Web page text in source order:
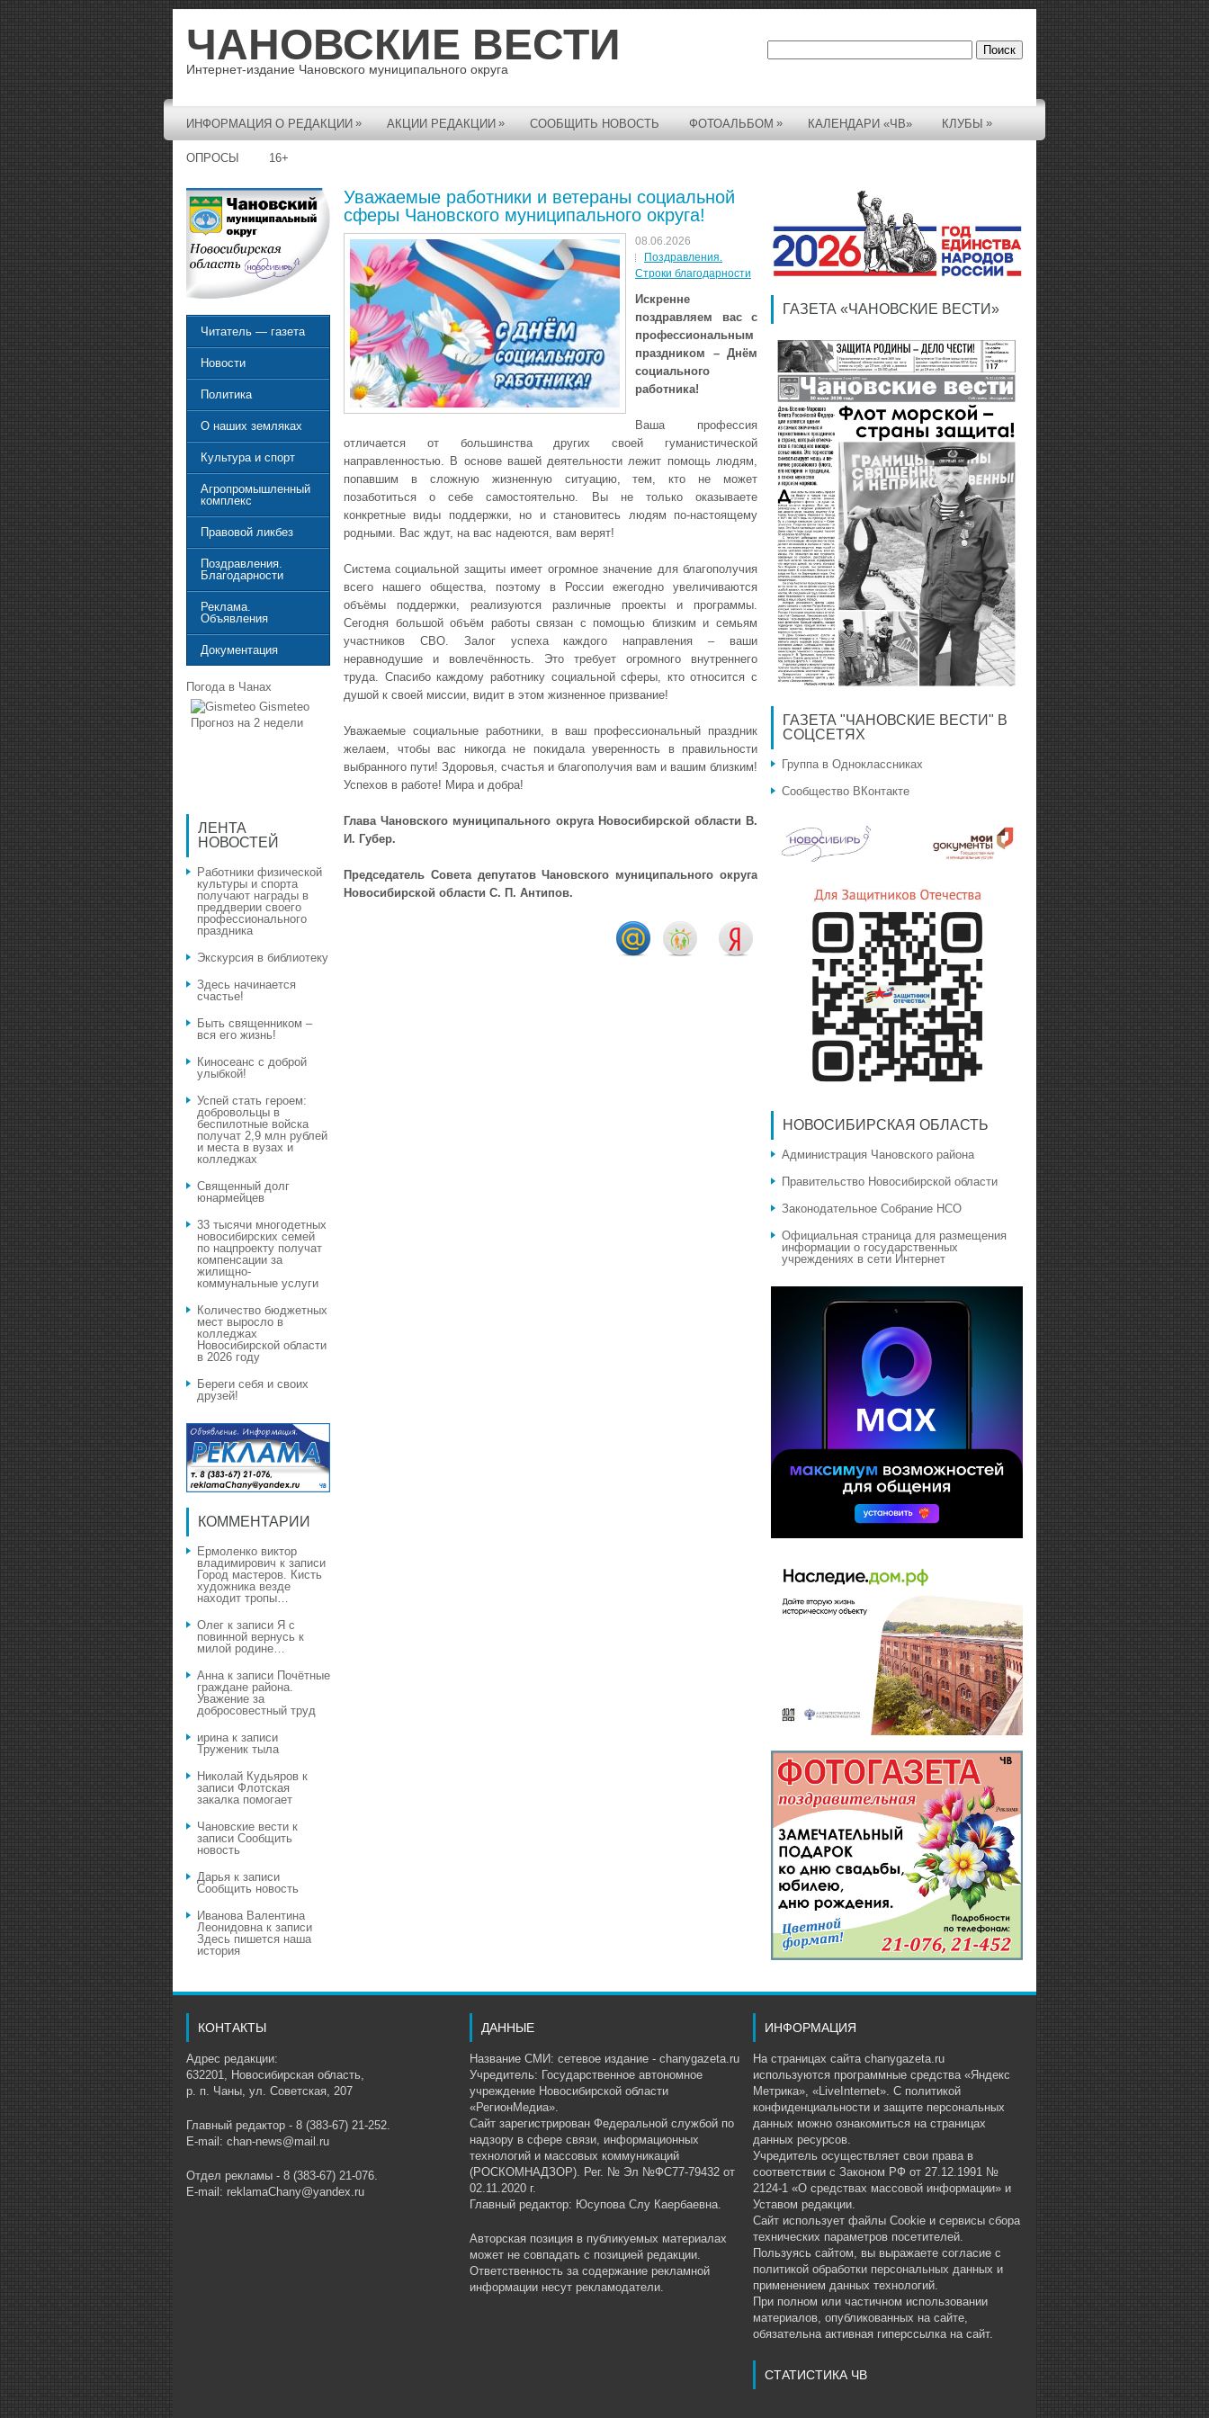
ЧАНОВСКИЕ ВЕСТИ
Интернет-издание Чановского муниципального округа
ИНФОРМАЦИЯ О РЕДАКЦИИ » АКЦИИ РЕДАКЦИИ » СООБЩИТЬ НОВОСТЬ ФОТОАЛЬБОМ » КАЛЕНДАРИ «ЧВ» КЛУБЫ »
ОПРОСЫ 16+
Уважаемые работники и ветераны социальной
сферы Чановского муниципального округа!
08.06.2026
Поздравления.
Строки благодарности
Искренне
поздравляем вас с
профессиональным
праздником – Днём
социального
работника!
Ваша профессия
отличается от большинства других своей гуманистической
направленностью. В основе вашей деятельности лежит помощь людям,
попавшим в сложную жизненную ситуацию, тем, кто не может
позаботиться о себе самостоятельно. Вы не только оказываете
конкретные виды поддержки, но и становитесь людям по-настоящему
родными. Вас ждут, на вас надеются, вам верят!
Система социальной защиты имеет огромное значение для благополучия
всего нашего общества, поэтому в России ежегодно увеличиваются
объёмы поддержки, реализуются различные проекты и программы.
Сегодня большой объём работы связан с помощью близким и семьям
участников СВО. Залог успеха каждого направления – ваши
неравнодушие и вовлечённость. Это требует огромного внутреннего
труда. Спасибо каждому работнику социальной сферы, кто относится с
душой к своей миссии, видит в этом жизненное призвание!
Уважаемые социальные работники, в ваш профессиональный праздник
желаем, чтобы вас никогда не покидала уверенность в правильности
выбранного пути! Здоровья, счастья и благополучия вам и вашим близким!
Успехов в работе! Мира и добра!
Глава Чановского муниципального округа Новосибирской области В.
И. Губер.
Председатель Совета депутатов Чановского муниципального округа
Новосибирской области С. П. Антипов.
Читатель — газета
Новости
Политика
О наших земляках
Культура и спорт
Агропромышленный
комплекс
Правовой ликбез
Поздравления.
Благодарности
Реклама.
Объявления
Документация
Погода в Чанах
Gismeteo
Прогноз на 2 недели
ЛЕНТА
НОВОСТЕЙ
Работники физической
культуры и спорта
получают награды в
преддверии своего
профессионального
праздника
Экскурсия в библиотеку
Здесь начинается
счастье!
Быть священником –
вся его жизнь!
Киносеанс с доброй
улыбкой!
Успей стать героем:
добровольцы в
беспилотные войска
получат 2,9 млн рублей
и места в вузах и
колледжах
Священный долг
юнармейцев
33 тысячи многодетных
новосибирских семей
по нацпроекту получат
компенсации за
жилищно-
коммунальные услуги
Количество бюджетных
мест выросло в
колледжах
Новосибирской области
в 2026 году
Береги себя и своих
друзей!
КОММЕНТАРИИ
Ермоленко виктор
владимирович к записи
Город мастеров. Кисть
художника везде
находит тропы…
Олег к записи Я с
повинной вернусь к
милой родине…
Аннак записи Почётные
граждане района.
Уважение за
добросовестный труд
иринак записи
Труженик тыла
Николай Кудьяров к
записи Флотская
закалка помогает
Чановские вести к
записи Сообщить
новость
Дарья к записи
Сообщить новость
Иванова Валентина
Леонидовнак записи
Здесь пишется наша
история
ГАЗЕТА «ЧАНОВСКИЕ ВЕСТИ»
ГАЗЕТА "ЧАНОВСКИЕ ВЕСТИ" В
СОЦСЕТЯХ
Группа в Одноклассниках
Сообщество ВКонтакте
НОВОСИБИРСКАЯ ОБЛАСТЬ
Администрация Чановского района
Правительство Новосибирской области
Законодательное Собрание НСО
Официальная страница для размещения
информации о государственных
учреждениях в сети Интернет
КОНТАКТЫ
Адрес редакции:
632201, Новосибирская область,
р. п. Чаны, ул. Советская, 207
Главный редактор - 8 (383-67) 21-252.
E-mail: chan-news@mail.ru
Отдел рекламы - 8 (383-67) 21-076.
E-mail: reklamaChany@yandex.ru
ДАННЫЕ
Название СМИ: сетевое издание - chanygazeta.ru
Учредитель: Государственное автономное
учреждение Новосибирской области
«РегионМедиа».
Сайт зарегистрирован Федеральной службой по
надзору в сфере связи, информационных
технологий и массовых коммуникаций
(РОСКОМНАДЗОР). Рег. № Эл №ФС77-79432 от
02.11.2020 г.
Главный редактор: Юсупова Слу Каербаевна.
Авторская позиция в публикуемых материалах
может не совпадать с позицией редакции.
Ответственность за содержание рекламной
информации несут рекламодатели.
ИНФОРМАЦИЯ
На страницах сайта chanygazeta.ru
используются программные средства «Яндекс
Метрика», «LiveInternet». С политикой
конфиденциальности и защите персональных
данных можно ознакомиться на страницах
данных ресурсов.
Учредитель осуществляет свои права в
соответствии с Законом РФ от 27.12.1991 №
2124-1 «О средствах массовой информации» и
Уставом редакции.
Сайт использует файлы Cookie и сервисы сбора
технических параметров посетителей.
Пользуясь сайтом, вы выражаете согласие с
политикой обработки персональных данных и
применением данных технологий.
При полном или частичном использовании
материалов, опубликованных на сайте,
обязательна активная гиперссылка на сайт.
СТАТИСТИКА ЧВ